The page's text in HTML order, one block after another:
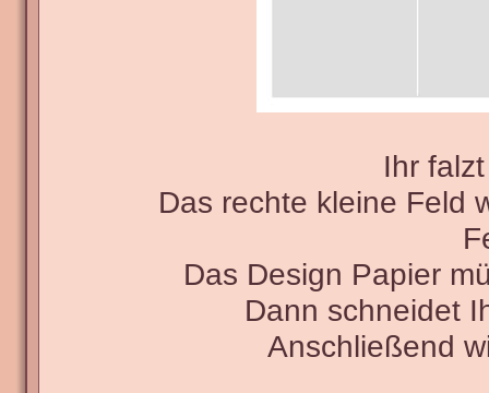
Ihr
Das rechte kleine Feld
Das Design Papier
Dann schneidet
Anschließend